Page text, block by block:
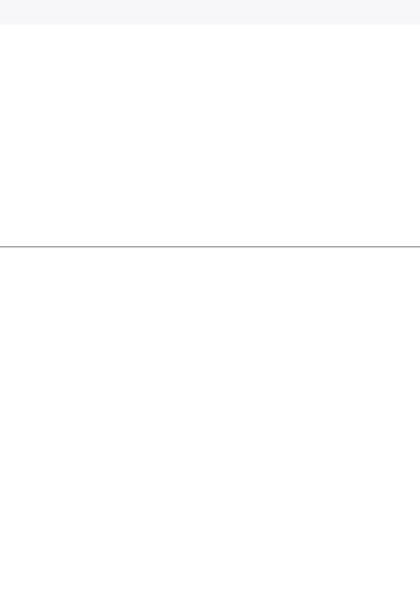
ติดAI SEO กับบริษั
บริการ โปรโมท โฆ
บ1 SEOขายบ้าน
นติดหน้าแรก บริการโพสต์ โปรโมท รับจ้างทำโฆษณา ราค
จริง